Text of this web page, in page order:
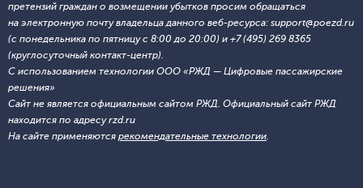
претензий граждан о возмещении убытков просим обращаться
на электронную почту владельца данного веб-ресурса: support@poezd.ru
(с понедельника по пятницу с 8:00 до 20:00) и +7 (495) 269 8365
(круглосуточный контакт-центр).
С использованием технологии ООО «РЖД — Цифровые пассажирские
решения»
Сайт не является официальным сайтом РЖД. Официальный сайт РЖД
находится по адресу rzd.ru
На сайте применяются рекомендательные технологии.